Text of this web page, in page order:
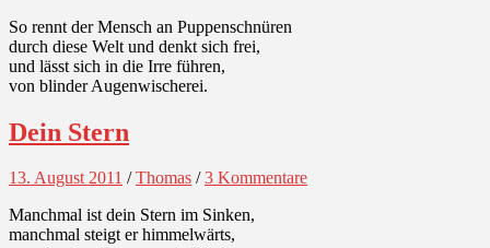
So rennt der Mensch an Puppenschnüren
durch diese Welt und denkt sich frei,
und lässt sich in die Irre führen,
von blinder Augenwischerei.
Dein Stern
13. August 2011 /Thomas /3 Kommentare
Manchmal ist dein Stern im Sinken,
manchmal steigt er himmelwärts,